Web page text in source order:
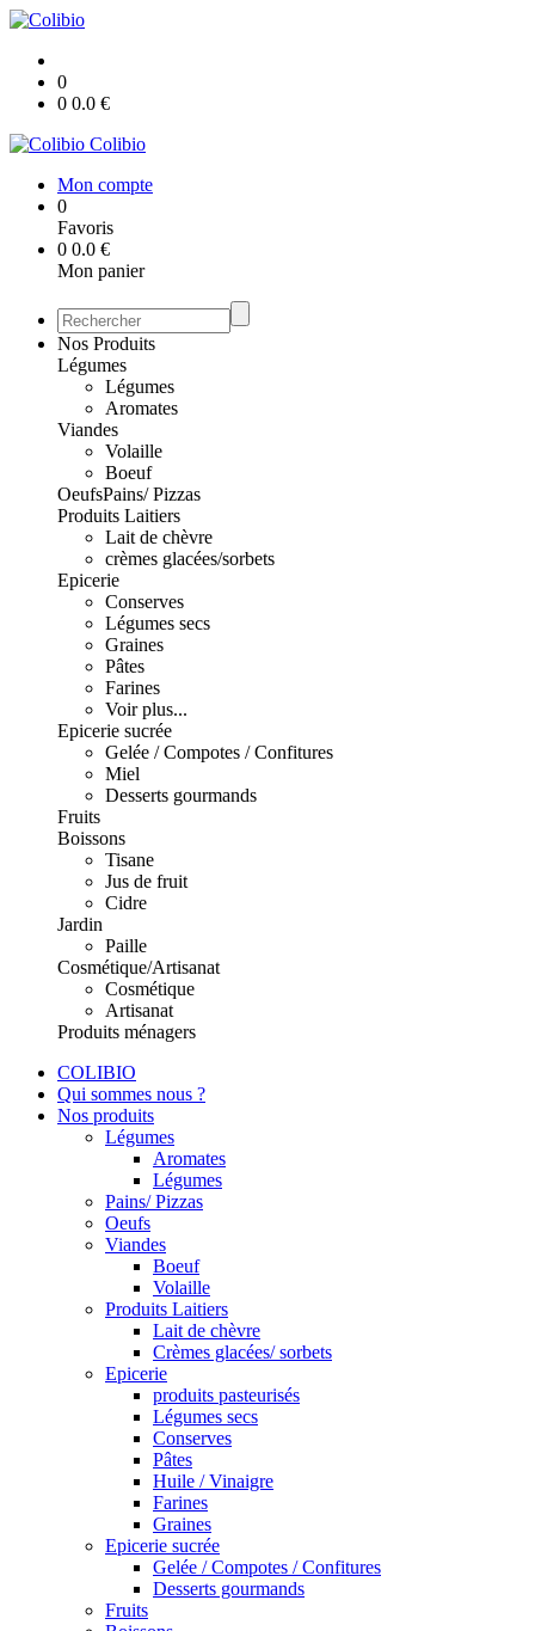
0
0 0.0 €
Colibio
Mon compte
0
Favoris
0 0.0 €
Mon panier
Nos Produits
Légumes
Légumes
Aromates
Viandes
Volaille
Boeuf
OeufsPains/ Pizzas
Produits Laitiers
Lait de chèvre
crèmes glacées/sorbets
Epicerie
Conserves
Légumes secs
Graines
Pâtes
Farines
Voir plus...
Epicerie sucrée
Gelée / Compotes / Confitures
Miel
Desserts gourmands
Fruits
Boissons
Tisane
Jus de fruit
Cidre
Jardin
Paille
Cosmétique/Artisanat
Cosmétique
Artisanat
Produits ménagers
COLIBIO
Qui sommes nous ?
Nos produits
Légumes
Aromates
Légumes
Pains/ Pizzas
Oeufs
Viandes
Boeuf
Volaille
Produits Laitiers
Lait de chèvre
Crèmes glacées/ sorbets
Epicerie
produits pasteurisés
Légumes secs
Conserves
Pâtes
Huile / Vinaigre
Farines
Graines
Epicerie sucrée
Gelée / Compotes / Confitures
Desserts gourmands
Fruits